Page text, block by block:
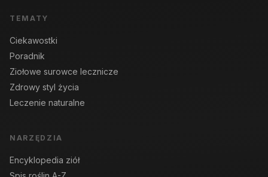
TEMATY
Ciekawostki
Poradnik
Ziołowe surowce lecznicze
Zdrowy styl życia
Leczenie naturalne
NARZĘDZIA
Encyklopedia ziół